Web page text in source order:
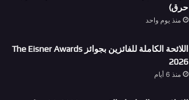
حرق)
منذ يوم واحد
اللائحة الكاملة للفائزين بجوائز The Eisner Awards
2026
منذ 6 أيام